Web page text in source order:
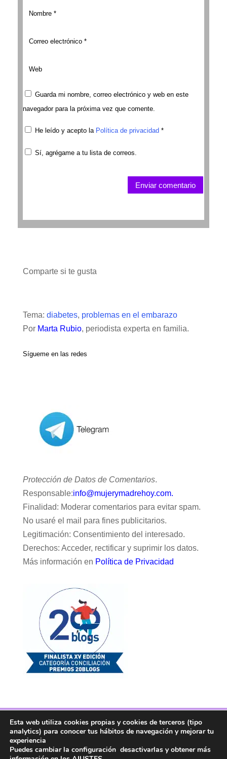
Guarda mi nombre, correo electrónico y web en este
navegador para la próxima vez que comente.
He leído y acepto la Política de privacidad *
Sí, agrégame a tu lista de correos.
Enviar comentario
Comparte si te gusta
Tema: diabetes, problemas en el embarazo
Por Marta Rubio, periodista experta en familia.
Sígueme en las redes
Protección de Datos de Comentarios.
Responsable:info@mujerymadrehoy.com.
Finalidad: Moderar comentarios para evitar spam.
No usaré el mail para fines publicitarios.
Legitimación: Consentimiento del interesado.
Derechos: Acceder, rectificar y suprimir los datos.
Más información en Política de Privacidad
Facebook Twitter Telegram
RSS
Instagram
Linkedin
Esta web utiliza cookies propias y cookies de terceros (tipo
analytics) para conocer tus hábitos de navegación y mejorar tu
experiencia
Puedes cambiar la configuración desactivarlas y obtener más